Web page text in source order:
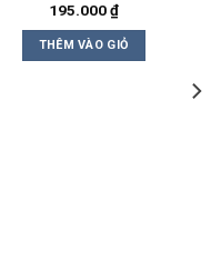
195.000₫
THÊM VÀO GIỎ